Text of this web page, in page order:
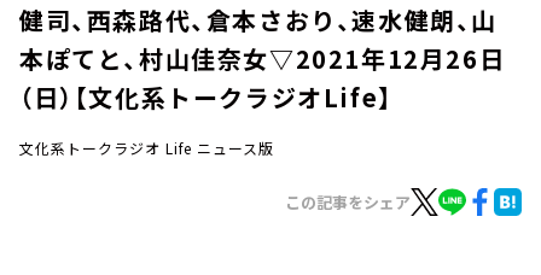
今日の番組表
週間番組表
トピックス
健司、西森路代、倉本さおり、速水健朗、山
本ぽてと、村山佳奈女▽2021年12月26日
（日）【文化系トークラジオLife】
文化系トークラジオ Life ニュース版
この記事をシェア